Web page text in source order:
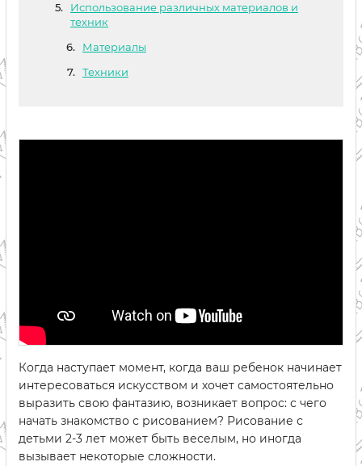
Использование различных материалов и
техник
Материалы
Техники
Когда наступает момент, когда ваш ребенок начинает
интересоваться искусством и хочет самостоятельно
выразить свою фантазию, возникает вопрос: с чего
начать знакомство с рисованием? Рисование с
детьми 2-3 лет может быть веселым, но иногда
вызывает некоторые сложности.